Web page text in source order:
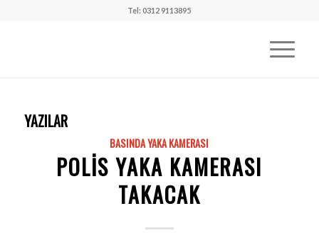
Tel: 0312 9113895
YAZILAR
BASINDA YAKA KAMERASI
POLIS YAKA KAMERASI
TAKACAK